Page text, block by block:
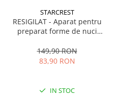
STARCREST
RESIGILAT - Aparat pentru
preparat forme de nuci
forme, 1400W, Indicator
luminos, Placi antiaderente,
149,90 RON
83,90 RON
IN STOC